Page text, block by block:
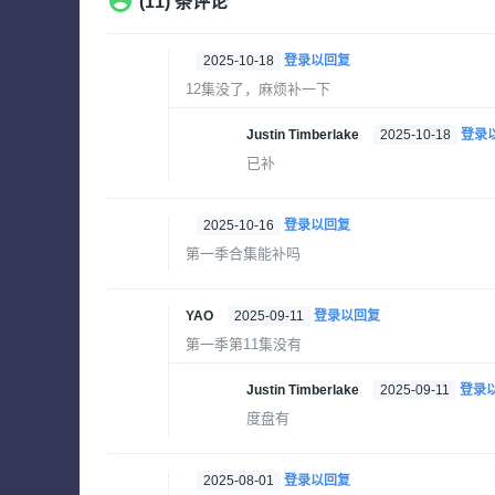
2025-10-18 登录以回复
12集没了，麻烦补一下
Justin Timberlake 2025-10-18 登录
已补
2025-10-16 登录以回复
第一季合集能补吗
YAO 2025-09-11 登录以回复
第一季第11集没有
Justin Timberlake 2025-09-11 登录
度盘有
2025-08-01 登录以回复